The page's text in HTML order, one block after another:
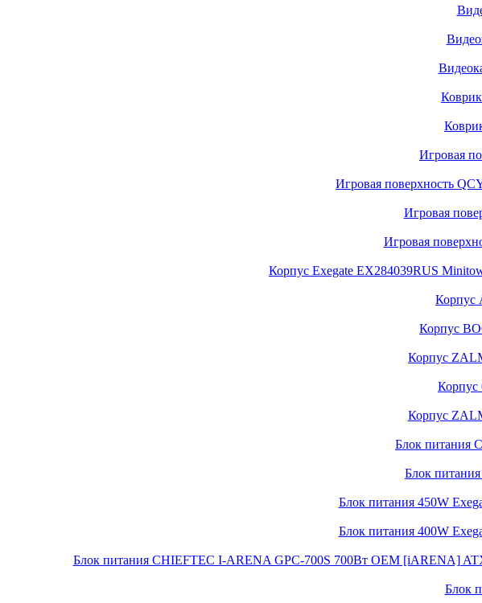
Игровая
Игровая поверхность
Игровая
Игровая
Корпус Exegate EX284039RUS
Корпус
Корпус
Корпус
Корпус
Корпус
Блок питания
Блок
Блок питания 450W
Блок питания 400W
Блок питания CHIEFTEC I-ARENA GPC-700S 700Вт OEM [iARENA]
Блок